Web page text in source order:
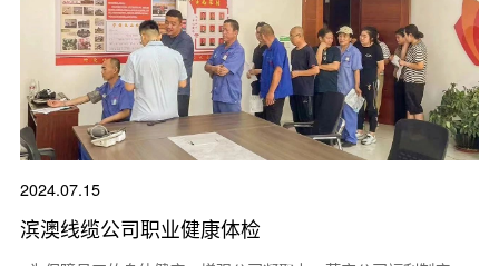
2024.07.15
滨澳线缆公司职业健康体检